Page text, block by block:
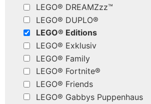
LEGO® DREAMZzz™
LEGO® DUPLO®
LEGO® Editions
LEGO® Exklusiv
LEGO® Family
LEGO® Fortnite®
LEGO® Friends
LEGO® Gabbys Puppenhaus